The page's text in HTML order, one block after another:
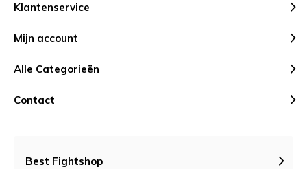
Klantenservice
Mijn account
Alle Categorieën
Contact
Best Fightshop